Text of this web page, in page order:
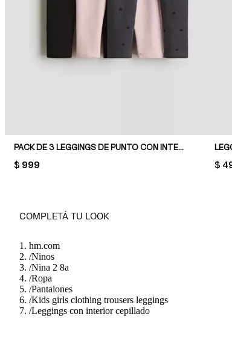
PACK DE 3 LEGGINGS DE PUNTO CON INTERIOR CEPILLADO
PRICE:
$ 999 $
COMPLETÁ TU LOOK
hm.com
/Ninos
/Nina 2 8a
/Ropa
/Pantalones
/Kids girls clothing trousers leggings
/Leggings con interior cepillado